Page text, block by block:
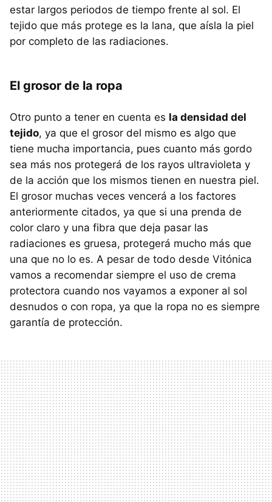
estar largos periodos de tiempo frente al sol. El
tejido que más protege es la lana, que aísla la piel
por completo de las radiaciones.
El grosor de la ropa
Otro punto a tener en cuenta es la densidad del
tejido, ya que el grosor del mismo es algo que
tiene mucha importancia, pues cuanto más gordo
sea más nos protegerá de los rayos ultravioleta y
de la acción que los mismos tienen en nuestra piel.
El grosor muchas veces vencerá a los factores
anteriormente citados, ya que si una prenda de
color claro y una fibra que deja pasar las
radiaciones es gruesa, protegerá mucho más que
una que no lo es. A pesar de todo desde Vitónica
vamos a recomendar siempre el uso de crema
protectora cuando nos vayamos a exponer al sol
desnudos o con ropa, ya que la ropa no es siempre
garantía de protección.